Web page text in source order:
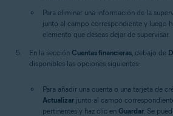
Para eliminar una información de la
junto al campo correspondiente y luego
elemento que deseas dejar de supervisar.
En la sección Cuentas financieras, debajo de
disponibles las opciones siguientes:
Para añadir una cuenta o una tarjeta de
Actualizar junto al campo
pertinentes y haz clic en Guardar. Se